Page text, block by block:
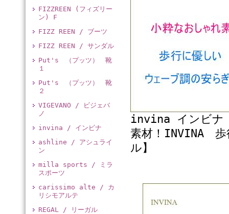
FIZZREEN (フィズリー
ン) F
FIZZ REEN / ブーツ
FIZZ REEN / サンダル
Put's （プッツ） 靴
１
Put's （プッツ） 靴
２
VIGEVANO / ビジェバ
ノ
invina / インビナ
ashline / アシュライ
ン
milla sports / ミラ
スポーツ
carissimo alte / カ
リシモアルテ
REGAL / リーガル
invina インビ
素材！INVINA 歩
ル】